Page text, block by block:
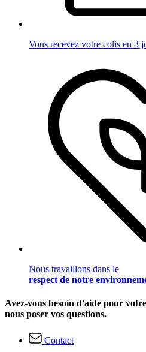
Vous recevez votre colis en 3
Nous travaillons dans le
respect de notre
Avez-vous besoin d'aide pour
nous poser vos questions.
Contact